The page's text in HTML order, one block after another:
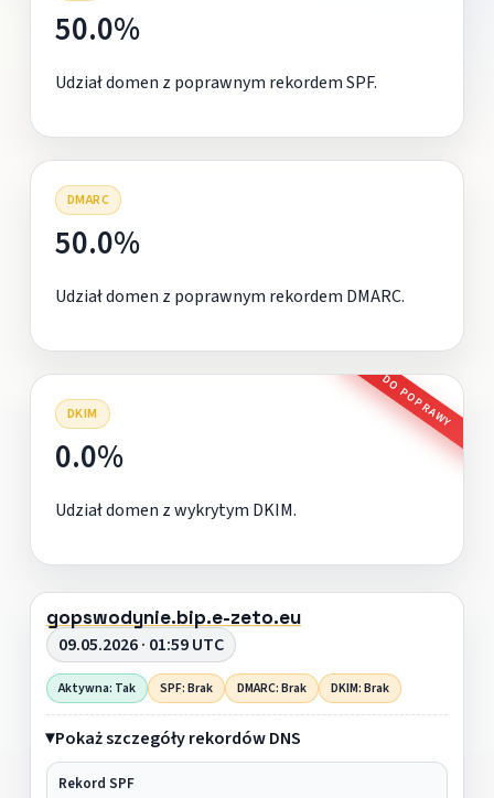
50.0%
Udział domen z poprawnym rekordem SPF.
DMARC
50.0%
Udział domen z poprawnym rekordem DMARC.
DKIM DO POPRAWY
0.0%
Udział domen z wykrytym DKIM.
gopswodynie.bip.e-zeto.eu
09.05.2026 · 01:59 UTC
Aktywna: Tak SPF: Brak DMARC: Brak DKIM: Brak
Pokaż szczegóły rekordów DNS
Rekord SPF